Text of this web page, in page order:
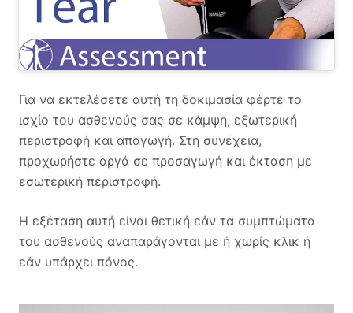
Για να εκτελέσετε αυτή τη δοκιμασία φέρτε το
ισχίο του ασθενούς σας σε κάμψη, εξωτερική
περιστροφή και απαγωγή. Στη συνέχεια,
προχωρήστε αργά σε προσαγωγή και έκταση με
εσωτερική περιστροφή.
Η εξέταση αυτή είναι θετική εάν τα συμπτώματα
του ασθενούς αναπαράγονται με ή χωρίς κλικ ή
εάν υπάρχει πόνος.